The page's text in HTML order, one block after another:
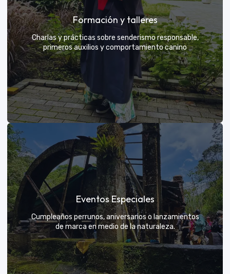
Tú eliges el parche y nosotros nos encargamos de
una aventura exclusiva
Formación y talleres
Charlas y prácticas sobre senderismo responsable,
primeros auxilios y comportamiento canino
Formación y talleres
Aprende de expertos a ser el mejor guía para tu
propio explorador
VER MÁS
Eventos Especiales
Cumpleaños perrunos, aniversarios o lanzamientos
de marca en medio de la naturaleza.